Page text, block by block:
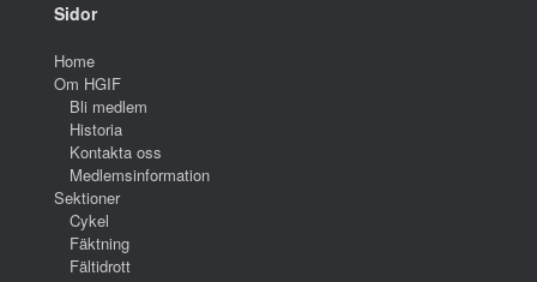
Sidor
Home
Om HGIF
Bli medlem
Historia
Kontakta oss
Medlemsinformation
Sektioner
Cykel
Fäktning
Fältidrott